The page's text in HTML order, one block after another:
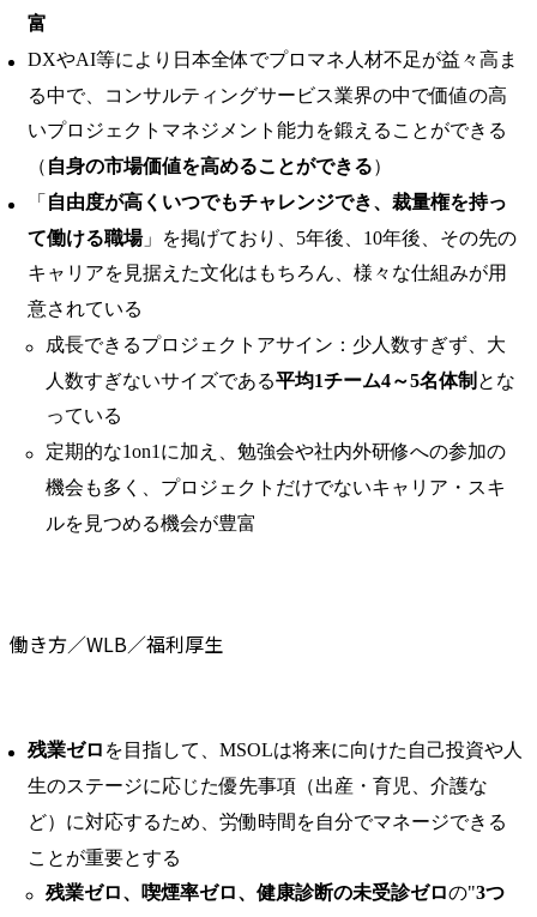
富
DXやAI等により日本全体でプロマネ人材不足が益々高ま
る中で、コンサルティングサービス業界の中で価値の高
いプロジェクトマネジメント能力を鍛えることができる
（ 自身の市場価値を高めることができる）
「 自由度が高くいつでもチャレンジでき、裁量権を持っ
て働ける職場」を掲げており、5年後、10年後、その先の
キャリアを見据えた文化はもちろん、様々な仕組みが用
意されている
成長できるプロジェクトアサイン：少人数すぎず、大
人数すぎないサイズである平均1チーム4～5名体制 とな
っている
定期的な1on1に加え、勉強会や社内外研修への参加の
機会も多く、プロジェクトだけでないキャリア・スキ
ルを見つめる機会が豊富
働き方／WLB／福利厚生
残業ゼロ を目指して、MSOLは将来に向けた自己投資や人
生のステージに応じた優先事項（出産・育児、介護な
ど）に対応するため、労働時間を自分でマネージできる
ことが重要とする
残業ゼロ、喫煙率ゼロ、健康診断の未受診ゼロの"3つ